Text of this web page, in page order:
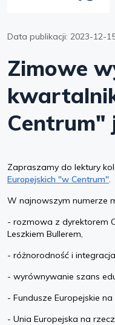
Data publikacji: 2023-12-
Zimowe
Centrum"
Zapraszamy do lektury
Europejskich "w Centrum"
W najnowszym numerze
- rozmowa z dyrektorem
Leszkiem Bullerem,
- różnorodność i
- wyrównywanie szans
- Fundusze Europejskie
- Unia Europejska na